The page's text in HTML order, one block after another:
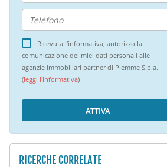
Ricevuta l'informativa, autorizzo la
comunicazione dei miei dati personali alle
agenzie immobiliari partner di Piemme S.p.a.
(leggi l'informativa)
ATTIVA
RICERCHE CORRELATE